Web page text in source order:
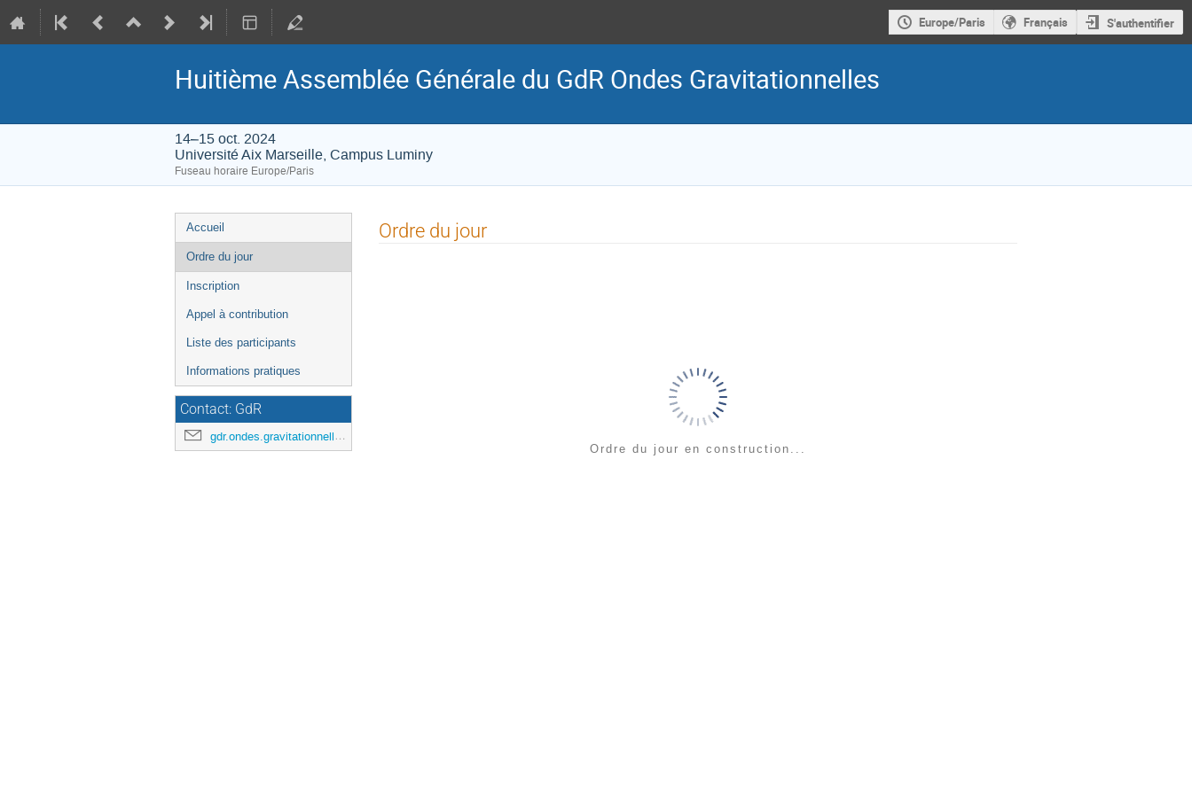
Europe/Paris Français S'authentifier
Huitième Assemblée Générale du GdR Ondes Gravitationnelles
14–15 oct. 2024
Université Aix Marseille, Campus Luminy
Fuseau horaire Europe/Paris
Menu
de
l'événement
Accueil
Ordre du jour
Inscription
Appel à contribution
Liste des participants
Informations pratiques
Contact: GdR
gdr.ondes.gravitationnelles@gmail.com
Ordre du jour
Ordre du jour en construction...